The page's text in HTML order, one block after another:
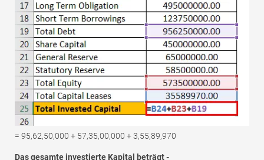
= 95,62,50,000 + 57,35,00,000 + 3,55,89,970
Das gesamte investierte Kapital beträgt -